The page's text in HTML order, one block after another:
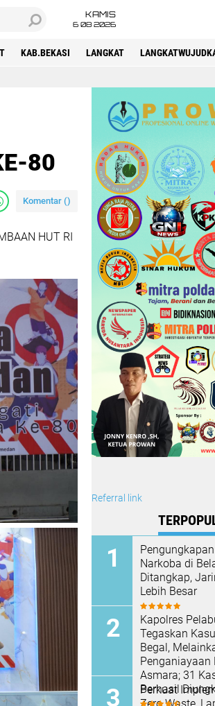
KAMIS
6 08 2026
KAB.BEKASI LANGKAT
80
Komentar ()
HUT RI
Referral link
Narkoba di
Ditangkap,
Lebih Besar
Kapolres
Tegaskan
Begal,
Penganiayaan
Asmara; 31
Berhasil
Perkuat